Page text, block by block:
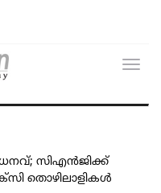
സിഎൻജിക്ക്
തൊഴിലാളികൾ